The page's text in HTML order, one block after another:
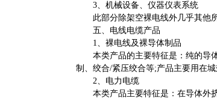
3、机械设备、仪器仪表系统
此部分除架空裸电线外几乎其他所
五、电线电缆产品
1、裸电线及裸导体制品
本类产品的主要特征是：纯的导体
制、绞合/紧压绞合等;产品主要用在
2、电力电缆
本类产品主要特征是：在导体外挤